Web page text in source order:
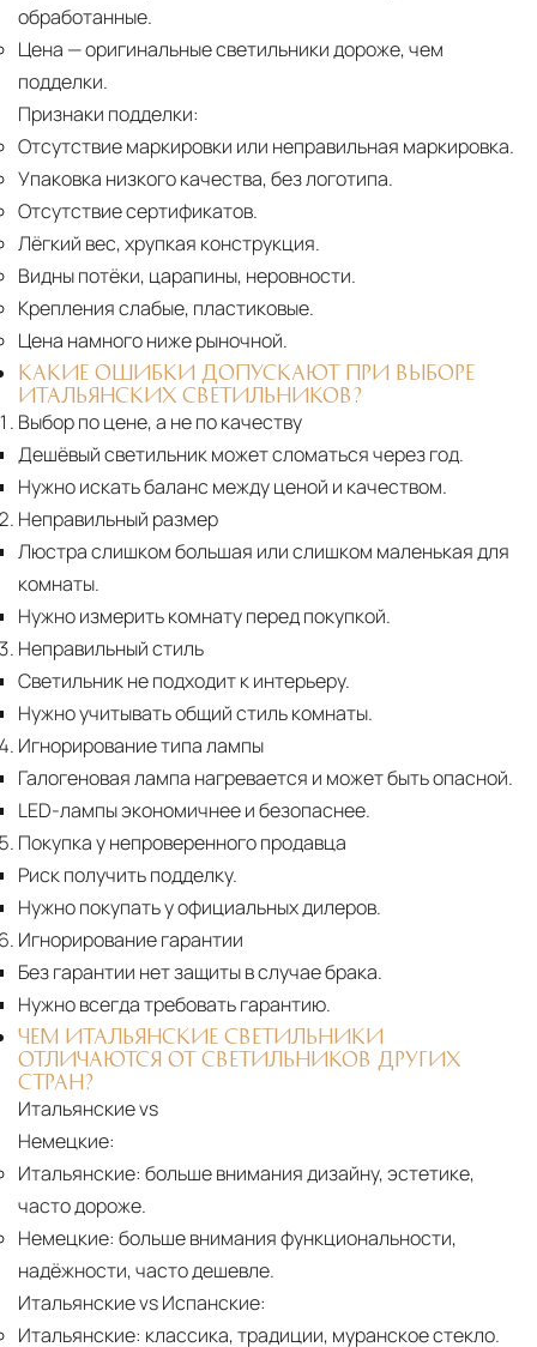
обработанные.
Цена — оригинальные светильники дороже, чем
подделки.
Признаки подделки:
Отсутствие маркировки или неправильная маркировка.
Упаковка низкого качества, без логотипа.
Отсутствие сертификатов.
Лёгкий вес, хрупкая конструкция.
Видны потёки, царапины, неровности.
Крепления слабые, пластиковые.
Цена намного ниже рыночной.
КАКИЕ ОШИБКИ ДОПУСКАЮТ ПРИ ВЫБОРЕ
ИТАЛЬЯНСКИХ СВЕТИЛЬНИКОВ?
Выбор по цене, а не по качеству
Дешёвый светильник может сломаться через год.
Нужно искать баланс между ценой и качеством.
Неправильный размер
Люстра слишком большая или слишком маленькая для
комнаты.
Нужно измерить комнату перед покупкой.
Неправильный стиль
Светильник не подходит к интерьеру.
Нужно учитывать общий стиль комнаты.
Игнорирование типа лампы
Галогеновая лампа нагревается и может быть опасной.
LED-лампы экономичнее и безопаснее.
Покупка у непроверенного продавца
Риск получить подделку.
Нужно покупать у официальных дилеров.
Игнорирование гарантии
Без гарантии нет защиты в случае брака.
Нужно всегда требовать гарантию.
ЧЕМ ИТАЛЬЯНСКИЕ СВЕТИЛЬНИКИ
ОТЛИЧАЮТСЯ ОТ СВЕТИЛЬНИКОВ ДРУГИХ
СТРАН?
Итальянские vs
Немецкие:
Итальянские: больше внимания дизайну, эстетике,
часто дороже.
Немецкие: больше внимания функциональности,
надёжности, часто дешевле.
Итальянские vs Испанские:
Итальянские: классика, традиции, муранское стекло.